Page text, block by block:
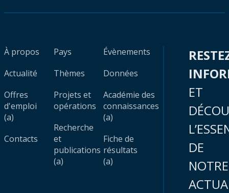
À propos
Actualité
Offres
d'emploi
(a)
Contacts
Pays
Thèmes
Projets et
opérations
Recherche
et
publications
(a)
Évènements
Données
Académie des
connaissances
(a)
Fiche de
résultats
(a)
ET
DE
NOTRE